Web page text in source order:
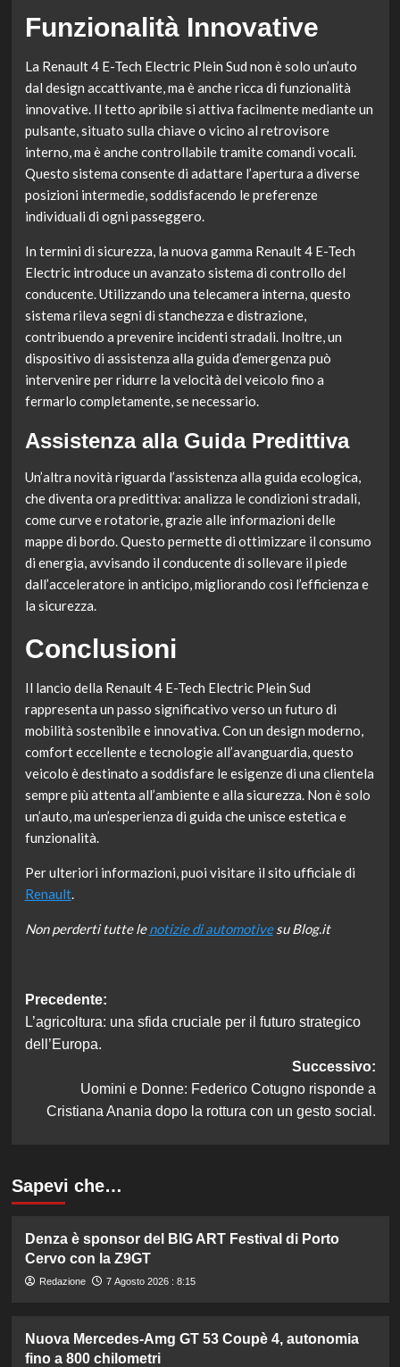
Funzionalità Innovative
La Renault 4 E-Tech Electric Plein Sud non è solo un’auto
dal design accattivante, ma è anche ricca di funzionalità
innovative. Il tetto apribile si attiva facilmente mediante un
pulsante, situato sulla chiave o vicino al retrovisore
interno, ma è anche controllabile tramite comandi vocali.
Questo sistema consente di adattare l’apertura a diverse
posizioni intermedie, soddisfacendo le preferenze
individuali di ogni passeggero.
In termini di sicurezza, la nuova gamma Renault 4 E-Tech
Electric introduce un avanzato sistema di controllo del
conducente. Utilizzando una telecamera interna, questo
sistema rileva segni di stanchezza e distrazione,
contribuendo a prevenire incidenti stradali. Inoltre, un
dispositivo di assistenza alla guida d’emergenza può
intervenire per ridurre la velocità del veicolo fino a
fermarlo completamente, se necessario.
Assistenza alla Guida Predittiva
Un’altra novità riguarda l’assistenza alla guida ecologica,
che diventa ora predittiva: analizza le condizioni stradali,
come curve e rotatorie, grazie alle informazioni delle
mappe di bordo. Questo permette di ottimizzare il consumo
di energia, avvisando il conducente di sollevare il piede
dall’acceleratore in anticipo, migliorando così l’efficienza e
la sicurezza.
Conclusioni
Il lancio della Renault 4 E-Tech Electric Plein Sud
rappresenta un passo significativo verso un futuro di
mobilità sostenibile e innovativa. Con un design moderno,
comfort eccellente e tecnologie all’avanguardia, questo
veicolo è destinato a soddisfare le esigenze di una clientela
sempre più attenta all’ambiente e alla sicurezza. Non è solo
un’auto, ma un’esperienza di guida che unisce estetica e
funzionalità.
Per ulteriori informazioni, puoi visitare il sito ufficiale di
Renault.
Non perderti tutte lenotizie di automotivesu Blog.it
Navigazione
articolo
Precedente:
L’agricoltura: una sfida cruciale per il futuro strategico
dell’Europa.
Successivo:
Uomini e Donne: Federico Cotugno risponde a
Cristiana Anania dopo la rottura con un gesto social.
Sapevi che…
Denza è sponsor del BIG ART Festival di Porto
Cervo con la Z9GT
Redazione 7 Agosto 2026 : 8:15
Nuova Mercedes-Amg GT 53 Coupè 4, autonomia
fino a 800 chilometri